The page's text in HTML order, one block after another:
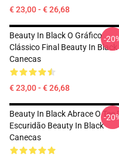
€ 23,00 - € 26,68
Beauty In Black O Gráfico
Clássico Final Beauty In Black
Canecas
€ 23,00 - € 26,68
-
Beauty In Black Abrace O Tee
Escuridão Beauty In Black
Canecas
-